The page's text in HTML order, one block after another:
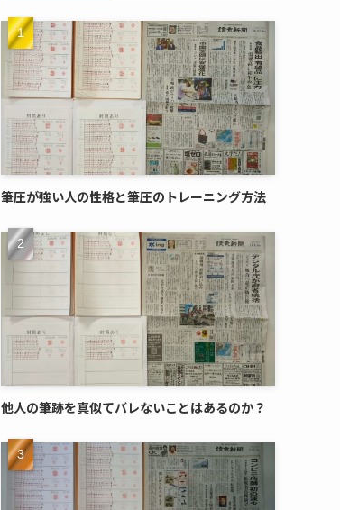
筆圧が強い人の性格と筆圧のトレーニング方法
他人の筆跡を真似てバレないことはあるのか？